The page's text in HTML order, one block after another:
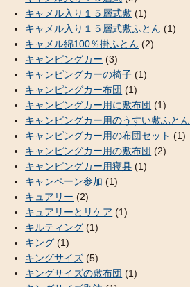
キャメル入り１５層式敷 (1)
キャメル入り１５層式敷ふとん (1)
キャメル綿100％掛ふとん (2)
キャンピングカー (3)
キャンピングカーの椅子 (1)
キャンピングカー布団 (1)
キャンピングカー用に敷布団 (1)
キャンピングカー用のうすい敷ふとん
キャンピングカー用の布団セット (1)
キャンピングカー用の敷布団 (2)
キャンピングカー用寝具 (1)
キャンペーン参加 (1)
キュアリー (2)
キュアリーとリケア (1)
キルティング (1)
キング (1)
キングサイズ (5)
キングサイズの敷布団 (1)